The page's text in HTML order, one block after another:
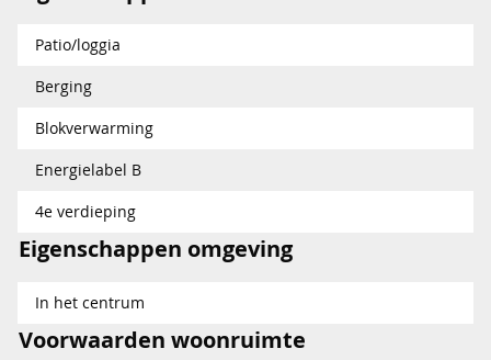
Patio/loggia
Berging
Blokverwarming
Energielabel B
4e verdieping
Eigenschappen omgeving
In het centrum
Voorwaarden woonruimte